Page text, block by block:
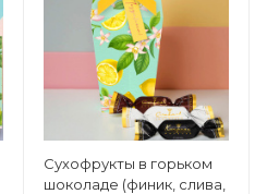
Сухофрукты в горьком
шоколаде (финик, слива,